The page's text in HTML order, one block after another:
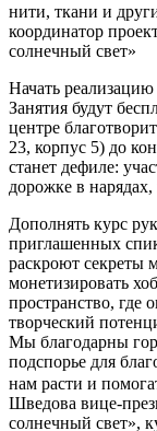
нити, ткани и
координатор
солнечный свет»
Начать
Занятия будут
центре
23, корпус 5) до
станет дефиле:
дорожке в
Дополнять курс
приглашенных
раскроют секреты
монетизировать
пространство, где
творческий
Мы благодарны
подспорье для
нам расти и
Шведова вице-
солнечный свет»,